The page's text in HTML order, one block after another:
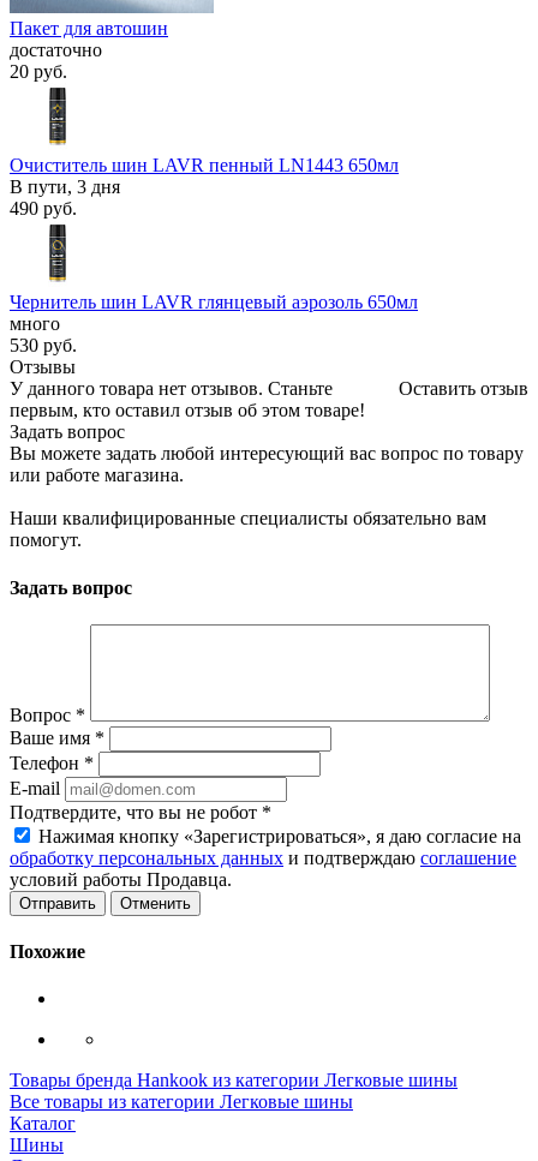
Пакет для автошин
достаточно
20 руб.
Очиститель шин LAVR пенный LN1443 650мл
В пути, 3 дня
490 руб.
Чернитель шин LAVR глянцевый аэрозоль 650мл
много
530 руб.
Отзывы
Оставить отзыв
У данного товара нет отзывов. Станьте
первым, кто оставил отзыв об этом товаре!
Задать вопрос
Вы можете задать любой интересующий вас вопрос по товару
или работе магазина.
Наши квалифицированные специалисты обязательно вам
помогут.
Задать вопрос
Вопрос *
Ваше имя *
Телефон *
E-mail
Подтвердите, что вы не робот *
Нажимая кнопку «Зарегистрироваться», я даю согласие на
обработку персональных данных и подтверждаю соглашение
условий работы Продавца.
Отменить
Похожие
Товары бренда Hankook из категории Легковые шины
Все товары из категории Легковые шины
Каталог
Шины